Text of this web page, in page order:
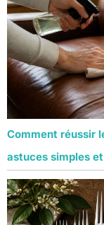
Comment réussir
astuces simples